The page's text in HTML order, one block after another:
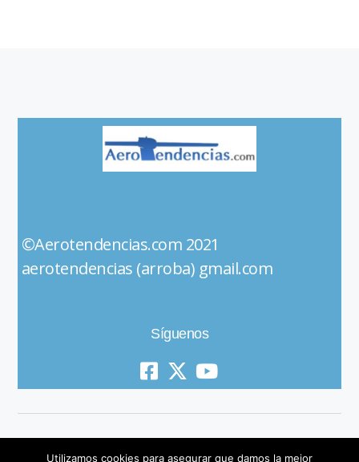
©Aerotendencias.com 2021
aerotendencias (arroba) gmail.com
Síguenos
Utilizamos cookies para asegurar que damos la mejor